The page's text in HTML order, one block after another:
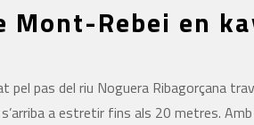
Mont-Rebei en
pel pas del riu Noguera Ribagorçana
a estretir fins als 20 metres.